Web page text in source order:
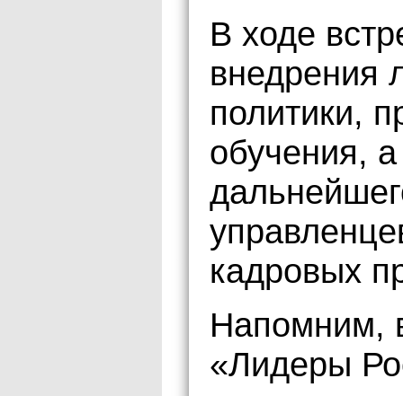
В ходе
внедрения
политики,
обучения,
кадровых
Напомним,
«Лидеры